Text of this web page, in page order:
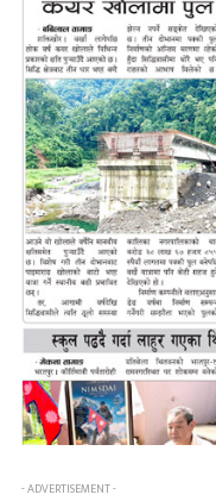
- ADVERTISEMENT -